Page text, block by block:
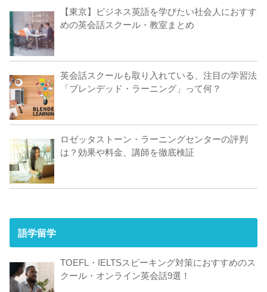
【東京】ビジネス英語を学びたい社会人におすす
めの英会話スクール・教室まとめ
英会話スクールも取り入れている、注目の学習法
「ブレンデッド・ラーニング」って何？
ロゼッタストーン・ラーニングセンターの評判
は？効果や料金、講師を徹底検証
語学留学
TOEFL・IELTSスピーキング対策におすすめのス
クール・オンライン英会話9選！